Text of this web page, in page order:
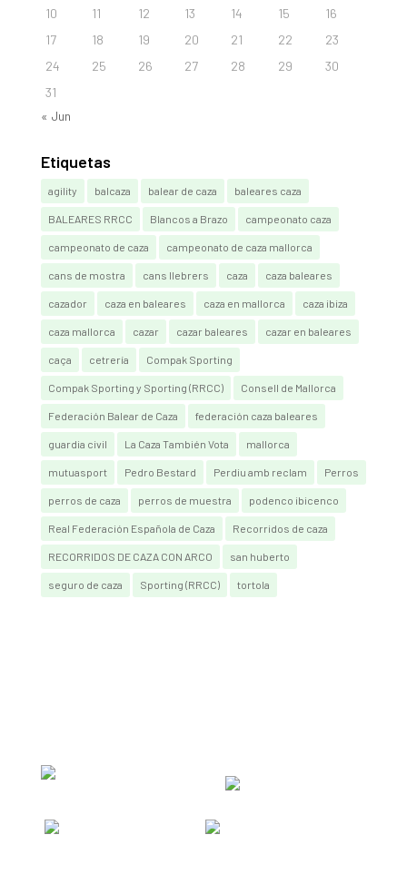
10
11 12 13 14 15
16
17
18 19 20 21 22
23
24
25 26 27 28 29
30
31
« Jun
Etiquetas
agility balcaza balear de caza baleares caza
BALEARES RRCC Blancos a Brazo campeonato caza
campeonato de caza campeonato de caza mallorca
cans de mostra cans llebrers caza caza baleares
cazador caza en baleares caza en mallorca caza ibiza
caza mallorca cazar cazar baleares cazar en baleares
caça cetrería Compak Sporting
Compak Sporting y Sporting (RRCC) Consell de Mallorca
Federación Balear de Caza federación caza baleares
guardia civil La Caza También Vota mallorca
mutuasport Pedro Bestard Perdiu amb reclam Perros
perros de caza perros de muestra podenco ibicenco
Real Federación Española de Caza Recorridos de caza
RECORRIDOS DE CAZA CON ARCO san huberto
seguro de caza Sporting (RRCC) tortola